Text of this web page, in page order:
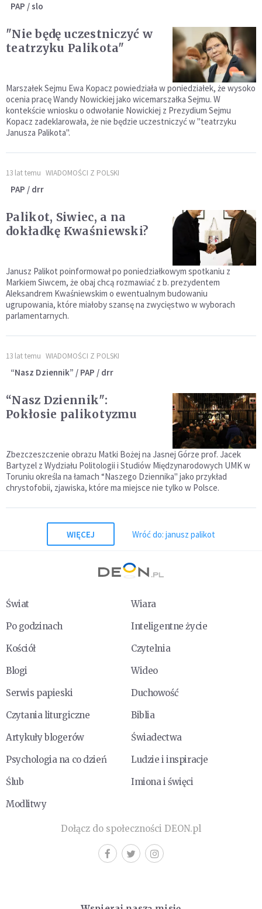
PAP / slo
"Nie będę uczestniczyć w
teatrzyku Palikota"
Marszałek Sejmu Ewa Kopacz powiedziała w poniedziałek, że wysoko
ocenia pracę Wandy Nowickiej jako wicemarszałka Sejmu. W
kontekście wniosku o odwołanie Nowickiej z Prezydium Sejmu
Kopacz zadeklarowała, że nie będzie uczestniczyć w "teatrzyku
Janusza Palikota".
13 lat temu WIADOMOŚCI Z POLSKI
PAP / drr
Palikot, Siwiec, a na
dokładkę Kwaśniewski?
Janusz Palikot poinformował po poniedziałkowym spotkaniu z
Markiem Siwcem, że obaj chcą rozmawiać z b. prezydentem
Aleksandrem Kwaśniewskim o ewentualnym budowaniu
ugrupowania, które miałoby szansę na zwycięstwo w wyborach
parlamentarnych.
13 lat temu WIADOMOŚCI Z POLSKI
“Nasz Dziennik” / PAP / drr
“Nasz Dziennik":
Pokłosie palikotyzmu
Zbezczeszczenie obrazu Matki Bożej na Jasnej Górze prof. Jacek
Bartyzel z Wydziału Politologii i Studiów Międzynarodowych UMK w
Toruniu określa na łamach “Naszego Dziennika" jako przykład
chrystofobii, zjawiska, które ma miejsce nie tylko w Polsce.
WIĘCEJ Wróć do: janusz palikot
Świat
Wiara
Po godzinach
Inteligentne życie
Kościół
Czytelnia
Blogi
Wideo
Serwis papieski
Duchowość
Czytania liturgiczne
Biblia
Artykuły blogerów
Świadectwa
Psychologia na co dzień
Ludzie i inspiracje
Ślub
Imiona i święci
Modlitwy
Dołącz do społeczności DEON.pl